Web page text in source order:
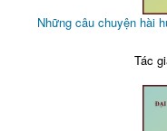
Những câu chuyện hài
Tác